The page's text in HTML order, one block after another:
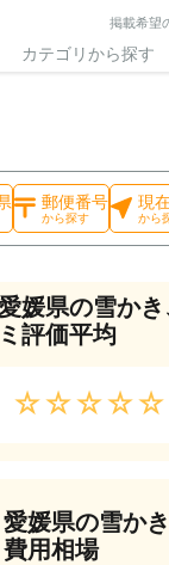
掲載希望
カテゴリから探す
郵便番号
から探す
現
から
媛県の雪か
ミ評価平均
★★★★★
愛媛県の雪か
費用相場